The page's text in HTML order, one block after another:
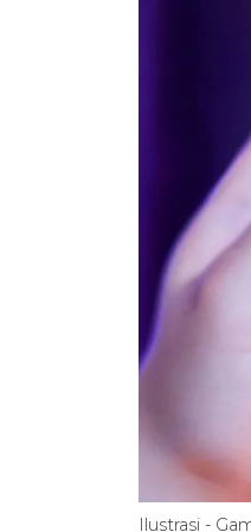
Ilustrasi -